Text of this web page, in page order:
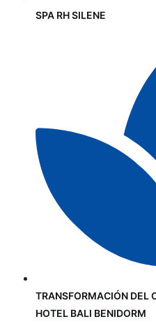
SPA RH SILENE
TRANSFORMACIÓN DEL
HOTEL BALI BENIDORM